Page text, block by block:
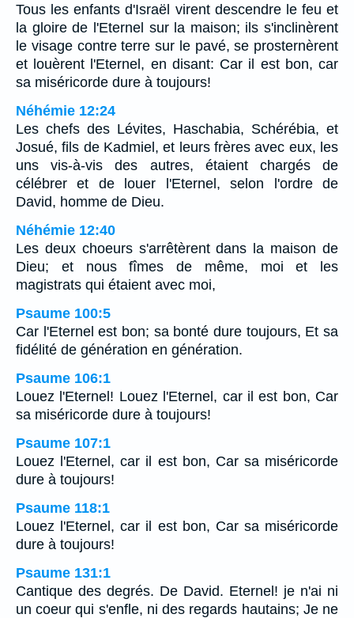
Tous les enfants d'Israël virent descendre le feu et
la gloire de l'Eternel sur la maison; ils s'inclinèrent
le visage contre terre sur le pavé, se prosternèrent
et louèrent l'Eternel, en disant: Car il est bon, car
sa miséricorde dure à toujours!
Néhémie 12:24
Les chefs des Lévites, Haschabia, Schérébia, et
Josué, fils de Kadmiel, et leurs frères avec eux, les
uns vis-à-vis des autres, étaient chargés de
célébrer et de louer l'Eternel, selon l'ordre de
David, homme de Dieu.
Néhémie 12:40
Les deux choeurs s'arrêtèrent dans la maison de
Dieu; et nous fîmes de même, moi et les
magistrats qui étaient avec moi,
Psaume 100:5
Car l'Eternel est bon; sa bonté dure toujours, Et sa
fidélité de génération en génération.
Psaume 106:1
Louez l'Eternel! Louez l'Eternel, car il est bon, Car
sa miséricorde dure à toujours!
Psaume 107:1
Louez l'Eternel, car il est bon, Car sa miséricorde
dure à toujours!
Psaume 118:1
Louez l'Eternel, car il est bon, Car sa miséricorde
dure à toujours!
Psaume 131:1
Cantique des degrés. De David. Eternel! je n'ai ni
un coeur qui s'enfle, ni des regards hautains; Je ne